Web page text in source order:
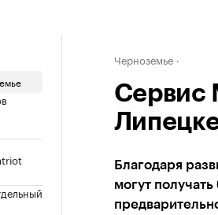
Черноземье
Сервис
Благодаря
могут